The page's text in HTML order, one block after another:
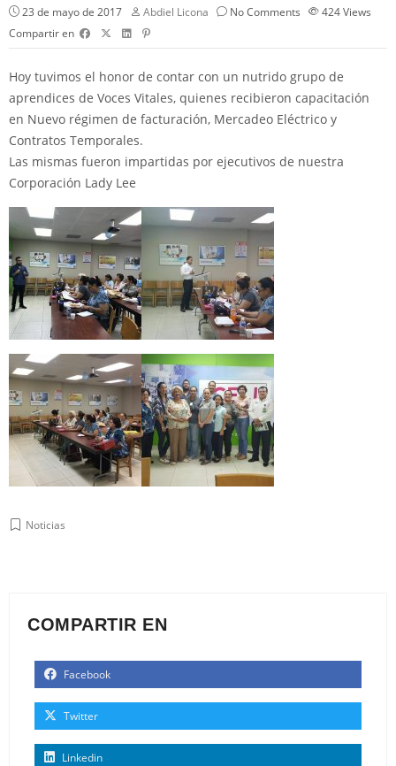
23 de mayo de 2017 Abdiel Licona No Comments 424Views
Compartir en
Hoy tuvimos el honor de contar con un nutrido grupo de
aprendices de Voces Vitales, quienes recibieron capacitación
en Nuevo régimen de facturación, Mercadeo Eléctrico y
Contratos Temporales.
Las mismas fueron impartidas por ejecutivos de nuestra
Corporación Lady Lee
Noticias
COMPARTIR EN
Facebook
Twitter
Linkedin